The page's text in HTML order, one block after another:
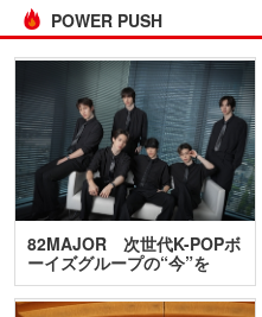
POWER PUSH
82MAJOR 次世代K-POPボ
ーイズグループの“今”を
訊…